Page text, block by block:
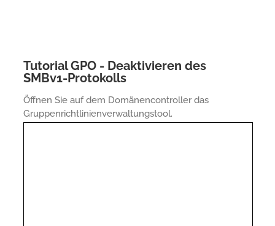
Tutorial GPO - Deaktivieren des
SMBv1-Protokolls
Öffnen Sie auf dem Domänencontroller das
Gruppenrichtlinienverwaltungstool.